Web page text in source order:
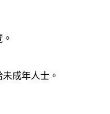
成年人士。